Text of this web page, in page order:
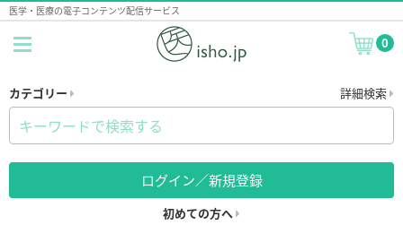
医学・医療の電子コンテンツ配信サービス
0
カテゴリー 詳細検索
ログイン／新規登録
初めての方へ